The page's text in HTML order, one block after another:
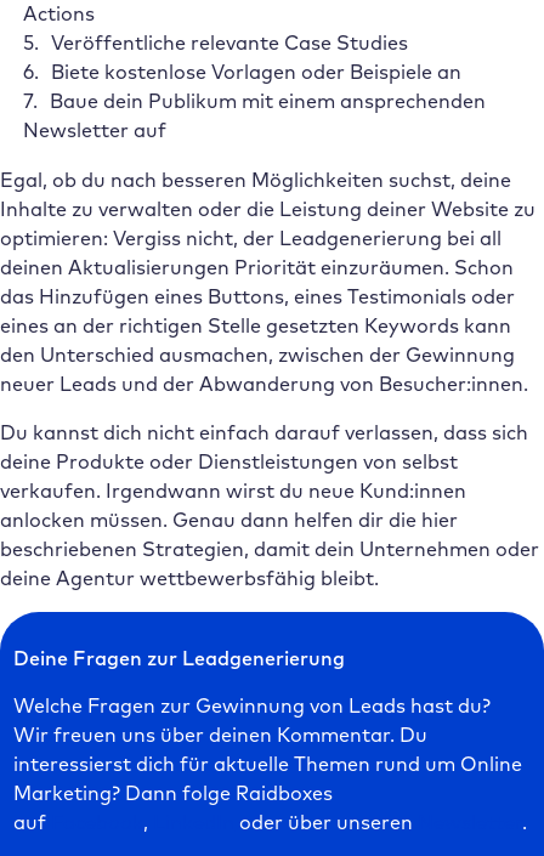
Actions
Veröffentliche relevante Case Studies
Biete kostenlose Vorlagen oder Beispiele an
Baue dein Publikum mit einem ansprechenden
Newsletter auf
Egal, ob du nach besseren Möglichkeiten suchst, deine
Inhalte zu verwalten oder die Leistung deiner Website zu
optimieren: Vergiss nicht, der Leadgenerierung bei all
deinen Aktualisierungen Priorität einzuräumen. Schon
das Hinzufügen eines Buttons, eines Testimonials oder
eines an der richtigen Stelle gesetzten Keywords kann
den Unterschied ausmachen, zwischen der Gewinnung
neuer Leads und der Abwanderung von Besucher:innen.
Du kannst dich nicht einfach darauf verlassen, dass sich
deine Produkte oder Dienstleistungen von selbst
verkaufen. Irgendwann wirst du neue Kund:innen
anlocken müssen. Genau dann helfen dir die hier
beschriebenen Strategien, damit dein Unternehmen oder
deine Agentur wettbewerbsfähig bleibt.
Deine Fragen zur Leadgenerierung
Welche Fragen zur Gewinnung von Leads hast du?
Wir freuen uns über deinen Kommentar. Du
interessierst dich für aktuelle Themen rund um Online
Marketing? Dann folge Raidboxes
auf
, oder über unseren .